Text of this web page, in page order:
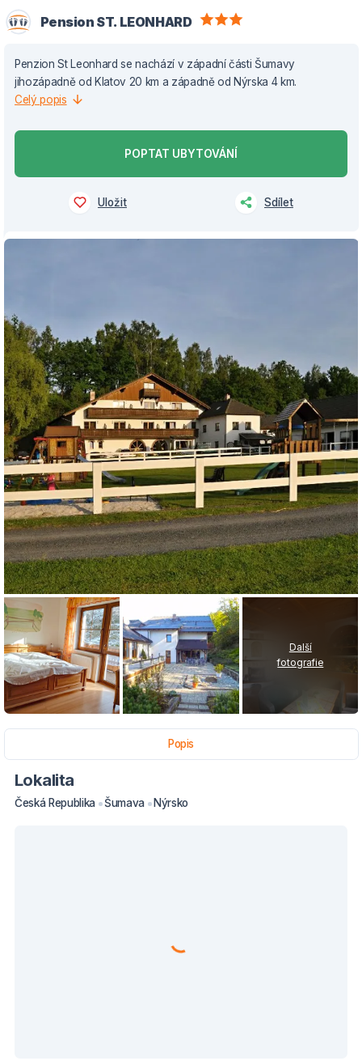
Pension ST. LEONHARD
Penzion St Leonhard se nachází v západní části Šumavy
jihozápadně od Klatov 20 km a západně od Nýrska 4 km.
Celý popis
POPTAT UBYTOVÁNÍ
Uložit Sdílet
Další
fotografie
Popis
Lokalita
Česká Republika Šumava Nýrsko